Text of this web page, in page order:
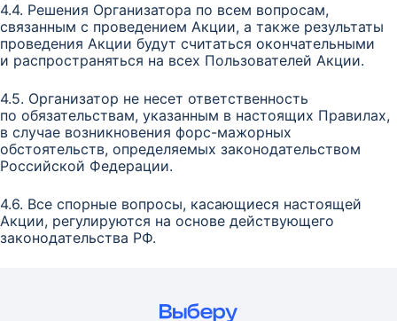
4.4. Решения Организатора по всем вопросам,
связанным с проведением Акции, а также результаты
проведения Акции будут считаться окончательными
и распространяться на всех Пользователей Акции.
4.5. Организатор не несет ответственность
по обязательствам, указанным в настоящих Правилах,
в случае возникновения форс-мажорных
обстоятельств, определяемых законодательством
Российской Федерации.
4.6. Все спорные вопросы, касающиеся настоящей
Акции, регулируются на основе действующего
законодательства РФ.